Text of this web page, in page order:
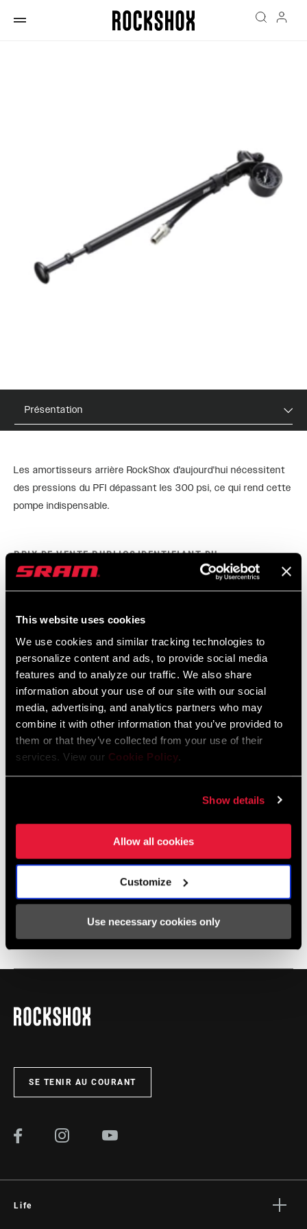
This website uses cookies
We use cookies and similar tracking technologies to
personalize content and ads, to provide social media
features and to analyze our traffic. We also share
information about your use of our site with our social
media, advertising, and analytics partners who may
combine it with other information that you’ve provided to
them or that they’ve collected from your use of their
services. View our Cookie Policy.
Show details
Allow all cookies
Customize
Use necessary cookies only
Présentation
TROUVER UN MAGASIN
Les amortisseurs arrière RockShox d'aujourd'hui nécessitent
des pressions du PFI dépassant les 300 psi, ce qui rend cette
pompe indispensable.
PRIX DE VENTE PUBLICS
CONSEILLÉS
IDENTIFIANT DU
CARACTÉRISTIQUES
Idéale pour la BoXXer World Cup et l'entretien des
Spécifications
Pump
Service
composants sont disponibles sur les pages SRAM Service.
SE TENIR AU COURANT
Life